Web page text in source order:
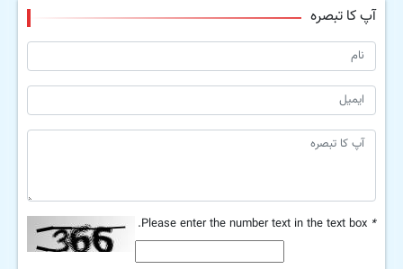
آپ کا تبصرہ
*